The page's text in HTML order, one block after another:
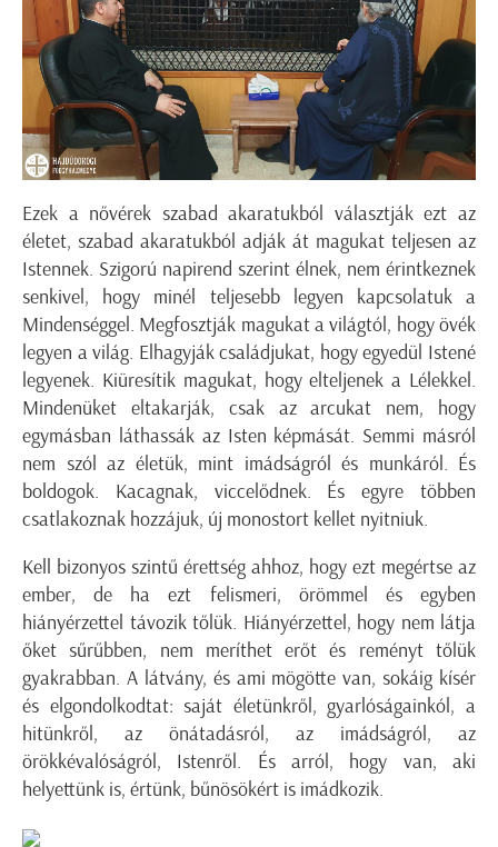
Ezek a nővérek szabad akaratukból választják ezt az
életet, szabad akaratukból adják át magukat teljesen az
Istennek. Szigorú napirend szerint élnek, nem érintkeznek
senkivel, hogy minél teljesebb legyen kapcsolatuk a
Mindenséggel. Megfosztják magukat a világtól, hogy övék
legyen a világ. Elhagyják családjukat, hogy egyedül Istené
legyenek. Kiüresítik magukat, hogy elteljenek a Lélekkel.
Mindenüket eltakarják, csak az arcukat nem, hogy
egymásban láthassák az Isten képmását. Semmi másról
nem szól az életük, mint imádságról és munkáról. És
boldogok. Kacagnak, viccelődnek. És egyre többen
csatlakoznak hozzájuk, új monostort kellet nyitniuk.
Kell bizonyos szintű érettség ahhoz, hogy ezt megértse az
ember, de ha ezt felismeri, örömmel és egyben
hiányérzettel távozik tőlük. Hiányérzettel, hogy nem látja
őket sűrűbben, nem meríthet erőt és reményt tőlük
gyakrabban. A látvány, és ami mögötte van, sokáig kísér
és elgondolkodtat: saját életünkről, gyarlóságainkól, a
hitünkről, az önátadásról, az imádságról, az
örökkévalóságról, Istenről. És arról, hogy van, aki
helyettünk is, értünk, bűnösökért is imádkozik.